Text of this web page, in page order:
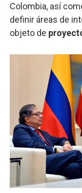
Colombia, así
definir áreas de
objeto de